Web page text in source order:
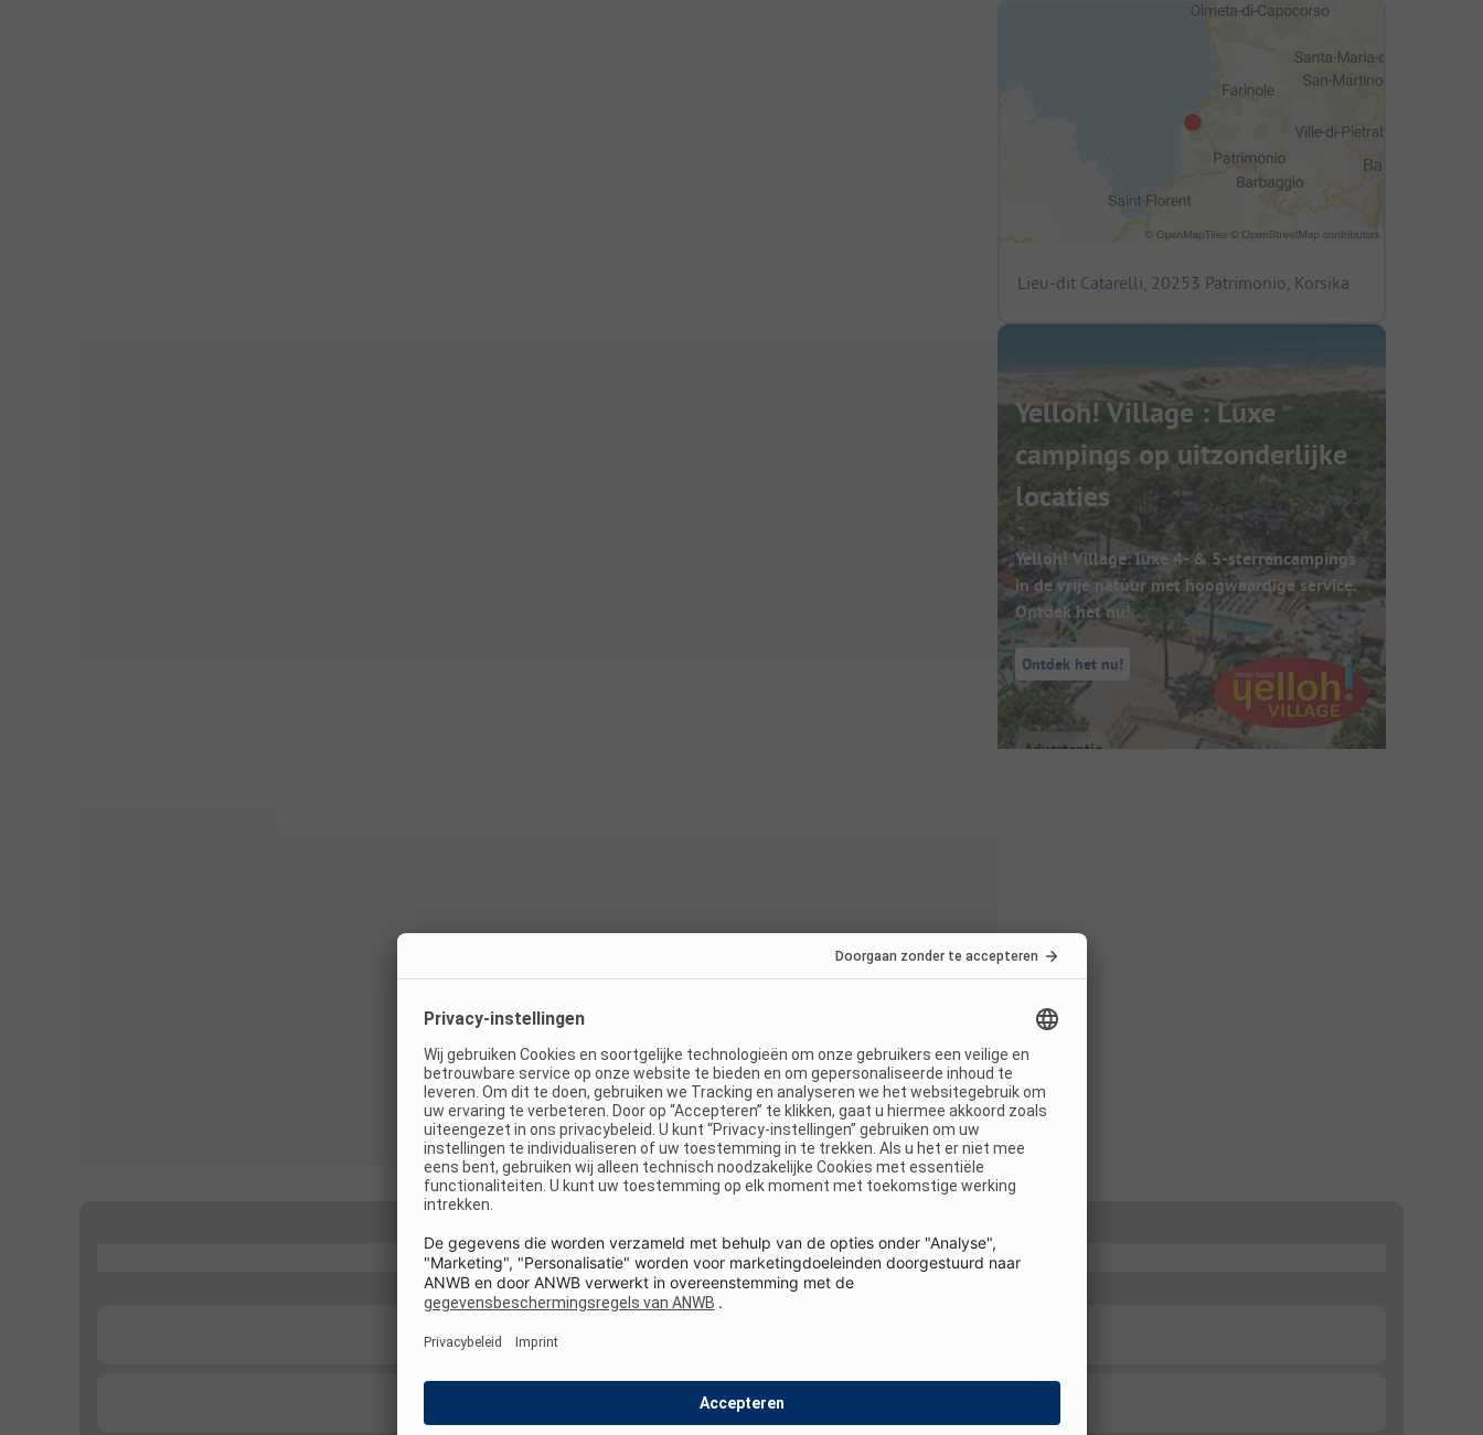
Lieu-dit Catarelli, 20253 Patrimonio, Korsika
Yelloh! Village : Luxe
campings op uitzonderlijke
locaties
Yelloh! Village: luxe 4- & 5-sterrencampings
in de vrije natuur met hoogwaardige service.
Ontdek het nu!
Ontdek het nu!